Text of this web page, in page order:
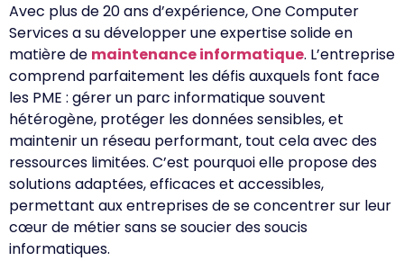
Avec plus de 20 ans d’expérience, One Computer
Services a su développer une expertise solide en
matière de maintenance informatique. L’entreprise
comprend parfaitement les défis auxquels font face
les PME : gérer un parc informatique souvent
hétérogène, protéger les données sensibles, et
maintenir un réseau performant, tout cela avec des
ressources limitées. C’est pourquoi elle propose des
solutions adaptées, efficaces et accessibles,
permettant aux entreprises de se concentrer sur leur
cœur de métier sans se soucier des soucis
informatiques.